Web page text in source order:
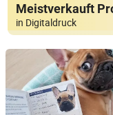
Meistverkauft
in Digitaldruck
Guangzhou
Guangdong,